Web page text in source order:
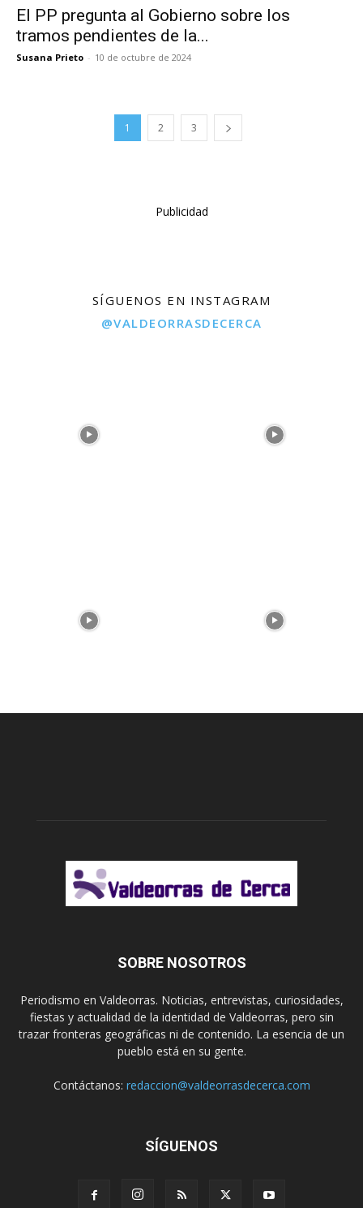
El PP pregunta al Gobierno sobre los
tramos pendientes de la...
Susana Prieto - 10 de octubre de 2024
1 2 3
Publicidad
SÍGUENOS EN INSTAGRAM
@VALDEORRASDECERCA
SOBRE NOSOTROS
Periodismo en Valdeorras. Noticias, entrevistas, curiosidades,
fiestas y actualidad de la identidad de Valdeorras, pero sin
trazar fronteras geográficas ni de contenido. La esencia de un
pueblo está en su gente.
Contáctanos: redaccion@valdeorrasdecerca.com
SÍGUENOS